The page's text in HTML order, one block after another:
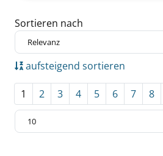
Zu den Suchfiltern springen
Sortieren nach
aufsteigend sortieren
1 2 3 4 5 6 7 8